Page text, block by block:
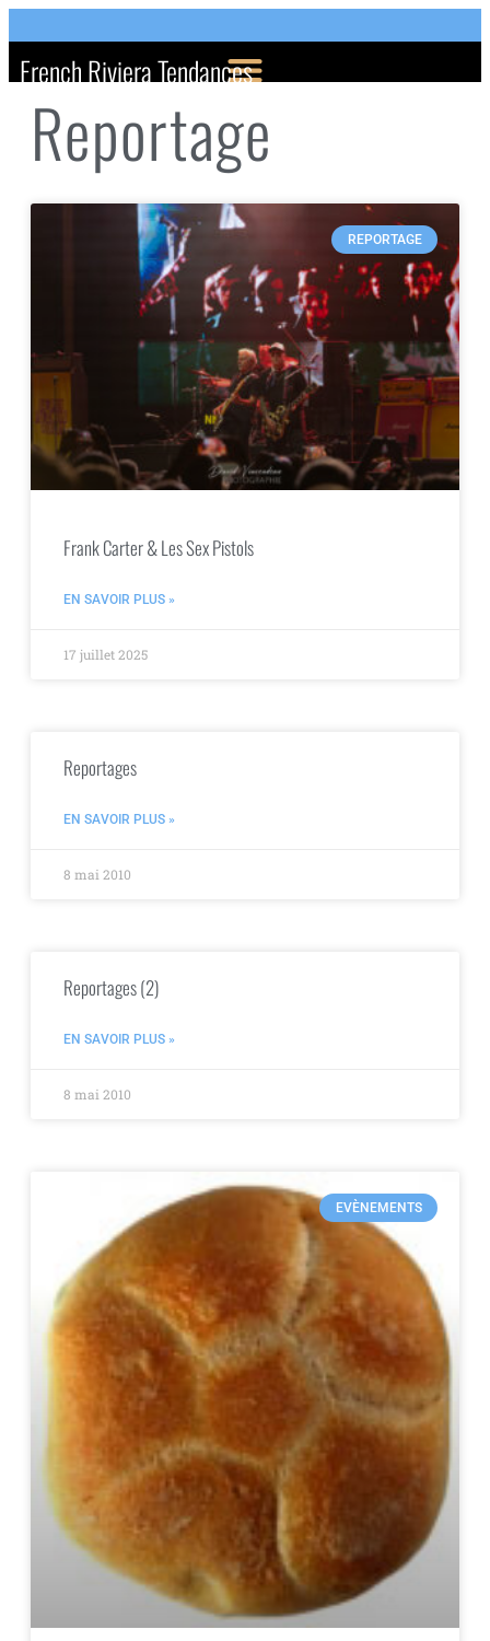
French Riviera Tendances
Reportage
REPORTAGE
Frank Carter & Les Sex Pistols
EN SAVOIR PLUS »
17 juillet 2025
Reportages
EN SAVOIR PLUS »
8 mai 2010
Reportages (2)
EN SAVOIR PLUS »
8 mai 2010
EVÈNEMENTS